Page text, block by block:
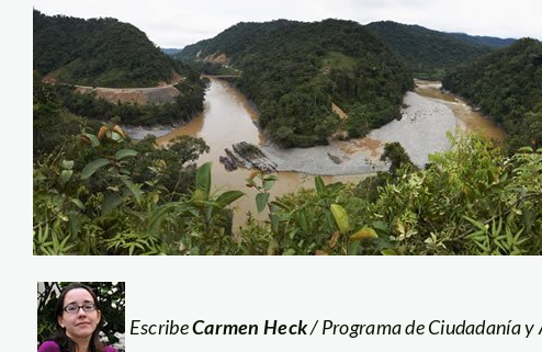
EscribeCarmen Heck/ Programa de Ciudadanía y